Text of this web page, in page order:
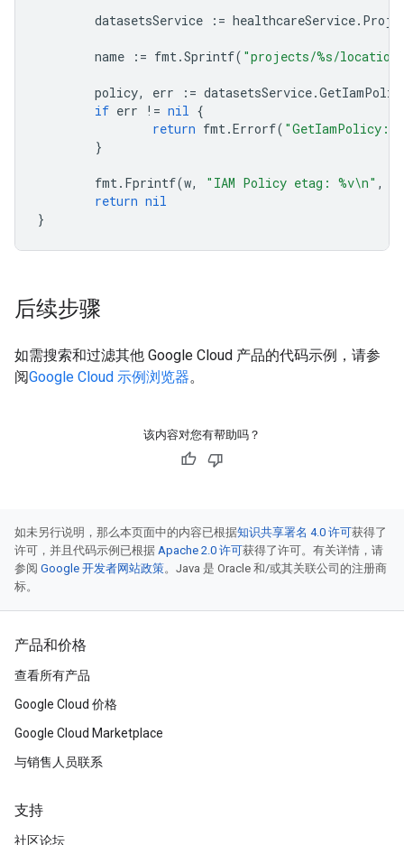
datasetsService := healthcareService.
name := fmt.Sprintf( "projects/%s/
policy, err := datasetsService.
if err != nil {
return fmt.Errorf( "GetIamPolicy:
}
fmt. Fprintf(w, "IAM Policy etag: %v\n" ,
return nil
}
后续步骤
如需搜索和过滤其他 Google Cloud 产品的代码示例，请参
阅Google Cloud 示例浏览器。
该内容对您有帮助吗？
如未另行说明，那么本页面中的内容已根据知识共享署名 4.0 许可获得了
许可，并且代码示例已根据 Apache 2.0 许可获得了许可。有关详情，请
参阅 Google 开发者网站政策。Java 是 Oracle 和/或其关联公司的注册商
标。
产品和价格
查看所有产品
Google Cloud 价格
Google Cloud Marketplace
与销售人员联系
支持
社区论坛